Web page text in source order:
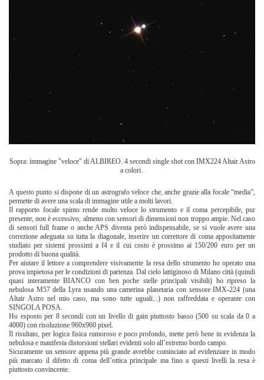
Sopra: immagine "veloce" di ALBIREO. 4 secondi single shot con IMX224 Altair Astro
a colori.
A questo punto si dispone di un astrografo veloce che, anche grazie alla focale “media”,
permette di avere una scala di immagine utile a molti lavori.
Il rapporto focale spinto rende molto veloce lo strumento e il coma percepibile, pur
presente, non è eccessivo, almeno con sensori di dimensioni non troppo ampie. Nel caso
di sensori full frame o anche APS diventa però indispensabile, se si vuole avere una
correzione adeguata su tutta la diagonale, inserire un correttore di coma appositamente
studiato per sistemi prossimi a f4 e il cui costo è prossimo ai 150/200 euro per un
prodotto di buona qualità.
Per aiutare il lettore a comprendere visivamente la resa dello strumento ho operato una
prova impietosa per le condizioni di partenza. Dal cielo lattiginoso di Milano città (quindi
quasi interamente BIANCO con ben poche stelle principali visibili) ho ripreso la
nebulosa M57 della Lyra usando una camerina planetaria con sensore IMX-224 (una
Altair Astro nel mio caso, ma sono tutte uguali...) non raffreddata e operante con
SINGOLA POSA.
Ho esposto per 8 secondi con un livello di gain piuttosto basso (500 su scala da 0 a
4000) con risoluzione 960x960 pixel.
Il risultato, per logica fisica rumoroso e poco profondo, mette però bene in evidenza la
nebulosa e manifesta distorsioni stellari evidenti solo all’estremo bordo campo.
Sicuramente un sensore appena più grande avrebbe cominciato ad evidenziare in modo
più marcato il difetto di coma dell’ottica principale ma fino a questi livelli la resa è
piuttosto convincente.